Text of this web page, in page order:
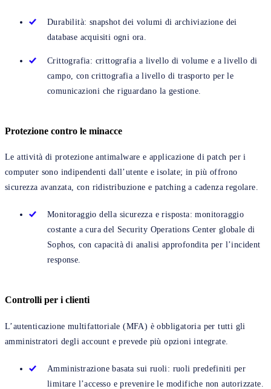
Durabilità: snapshot dei volumi di archiviazione dei
database acquisiti ogni ora.
Crittografia: crittografia a livello di volume e a livello di
campo, con crittografia a livello di trasporto per le
comunicazioni che riguardano la gestione.
Protezione contro le minacce
Le attività di protezione antimalware e applicazione di patch per i
computer sono indipendenti dall’utente e isolate; in più offrono
sicurezza avanzata, con ridistribuzione e patching a cadenza regolare.
Monitoraggio della sicurezza e risposta: monitoraggio
costante a cura del Security Operations Center globale di
Sophos, con capacità di analisi approfondita per l’incident
response.
Controlli per i clienti
L’autenticazione multifattoriale (MFA) è obbligatoria per tutti gli
amministratori degli account e prevede più opzioni integrate.
Amministrazione basata sui ruoli: ruoli predefiniti per
limitare l’accesso e prevenire le modifiche non autorizzate.